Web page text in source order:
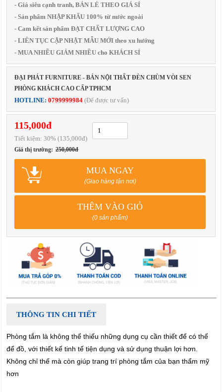
- Giá siêu cạnh tranh, BÁN LẺ THEO GIÁ SỈ
- Sản phẩm NHẬP KHẨU 100% từ nước ngoài
- Cam kết sản phẩm ĐẠT CHẤT LƯỢNG CAO
- LIÊN TỤC CẬP NHẬT MẪU MỚI theo xu hướng
- MUA NHIỀU GIẢM NHIỀU cho KHÁCH SỈ
ĐẠI PHÁT FURNITURE - BÁN NỘI THẤT ĐÈN CHÙM VÒI SEN
PHÒNG KHÁCH CAO CẤP TPHCM
HOTLINE:0799999984 (Để được tư vấn)
115,000đ
Tiết kiệm:30% (135,000đ)
Giá thị trường: 250,000đ
MUA NGAY
(Giao hàng tận nơi)
THÊM VÀO GIỎ
(0 sản phẩm)
THÔNG TIN CHI TIẾT
Phòng tắm là không thể thiếu những dụng cụ cần thiết để có thể
để đồ, với thiết kế tinh tế tiện dụng và sử dụng thuận lợi hơn.
Không chỉ thế mà còn giúp trang trí phòng tắm của bạn thẩm mỹ
hơn